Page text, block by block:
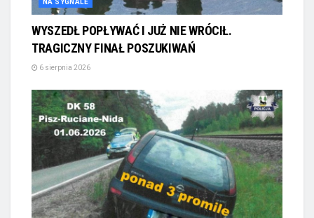
NA SYGNALE
WYSZEDŁ POPŁYWAĆ I JUŻ NIE WRÓCIŁ.
TRAGICZNY FINAŁ POSZUKIWAŃ
6 sierpnia 2026